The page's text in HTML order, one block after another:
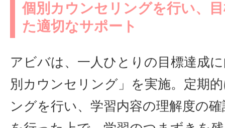
個別カウンセリングを行い、
た適切なサポート
アビバは、一人ひとりの目標達成
別カウンセリング」を実施。定期
ングを行い、学習内容の理解度の